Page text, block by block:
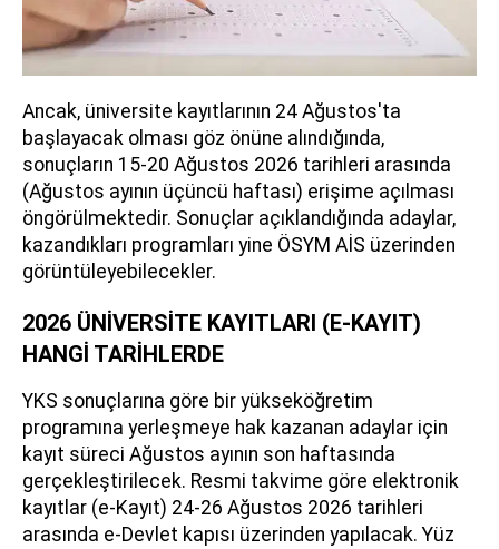
Ancak, üniversite kayıtlarının 24 Ağustos'ta
başlayacak olması göz önüne alındığında,
sonuçların 15-20 Ağustos 2026 tarihleri arasında
(Ağustos ayının üçüncü haftası) erişime açılması
öngörülmektedir. Sonuçlar açıklandığında adaylar,
kazandıkları programları yine ÖSYM AİS üzerinden
görüntüleyebilecekler.
2026 ÜNİVERSİTE KAYITLARI (E-KAYIT)
HANGİ TARİHLERDE
YKS sonuçlarına göre bir yükseköğretim
programına yerleşmeye hak kazanan adaylar için
kayıt süreci Ağustos ayının son haftasında
gerçekleştirilecek. Resmi takvime göre elektronik
kayıtlar (e-Kayıt) 24-26 Ağustos 2026 tarihleri
arasında e-Devlet kapısı üzerinden yapılacak. Yüz